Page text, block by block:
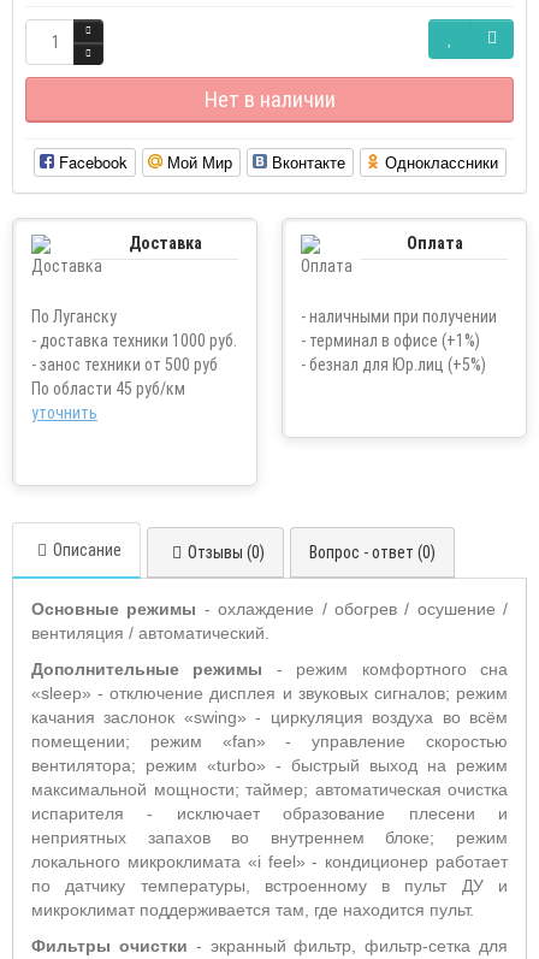
Нет в наличии
Facebook Мой Мир Вконтакте Одноклассники
Доставка
По Луганску
- доставка техники 1000 руб.
- занос техники от 500 руб
По области 45 руб/км
уточнить
Оплата
- наличными при получении
- терминал в офисе (+1%)
- безнал для Юр.лиц (+5%)
Описание Отзывы (0) Вопрос - ответ (0)
Основные режимы - охлаждение / обогрев / осушение /
вентиляция / автоматический.
Дополнительные режимы - режим комфортного сна
«sleep» - отключение дисплея и звуковых сигналов; режим
качания заслонок «swing» - циркуляция воздуха во всём
помещении; режим «fan» - управление скоростью
вентилятора; режим «turbo» - быстрый выход на режим
максимальной мощности; таймер; автоматическая очистка
испарителя - исключает образование плесени и
неприятных запахов во внутреннем блоке; режим
локального микроклимата «i feel» - кондиционер работает
по датчику температуры, встроенному в пульт ДУ и
микроклимат поддерживается там, где находится пульт.
Фильтры очистки - экранный фильтр, фильтр-сетка для